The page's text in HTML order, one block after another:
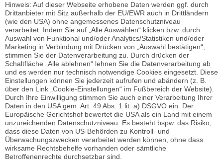
Hinweis: Auf dieser Webseite erhobene Daten werden ggf. durch
Drittanbieter mit Sitz außerhalb der EU/EWR auch in Drittländern
(wie den USA) ohne angemessenes Datenschutzniveau
verarbeitet. Indem Sie auf „Alle Auswählen“ klicken bzw. durch
Auswahl von Funktional und/oder Analytics/Statistiken und/oder
Marketing in Verbindung mit Drücken von „Auswahl bestätigen“,
stimmen Sie der Datenverarbeitung zu. Durch drücken der
Schaltfläche „Alle ablehnen“ lehnen Sie die Datenverarbeitung ab
und es werden nur technisch notwendige Cookies eingesetzt. Diese
Einstellungen können Sie jederzeit aufrufen und abändern (z. B.
über den Link „Cookie-Einstellungen“ im Fußbereich der Website).
Durch Ihre Einwilligung stimmen Sie auch einer Verarbeitung Ihrer
Daten in den USA gem. Art. 49 Abs. 1 lit. a) DSGVO ein. Der
Europäische Gerichtshof bewertet die USA als ein Land mit einem
unzureichenden Datenschutzniveau. Es besteht bspw. das Risiko,
dass diese Daten von US-Behörden zu Kontroll- und
Überwachungszwecken verarbeitet werden können, ohne dass
wirksame Rechtsbehelfe vorhanden oder sämtliche
Betroffenenrechte durchsetzbar sind.